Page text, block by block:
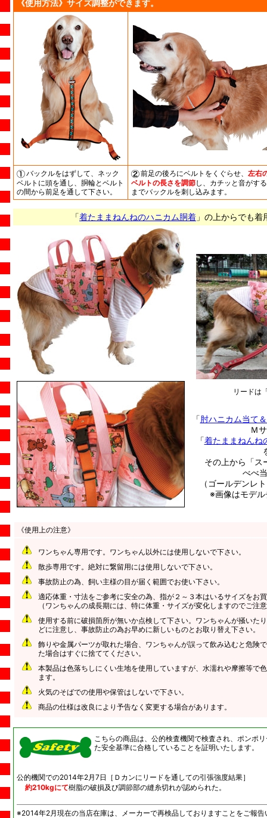
《使用方法》サイズ調整ができます。
バックルをはずして、ネック
ベルトに頭を通し、胴輪とベルト
の間から前足を通して下さい。
前足の後ろにベルトをくぐらせ、 左右
ベルトの長さを調節し、カチッと音がする
までバックルを刺し込みます。
「着たままねんねのハニカム胴着 」の上からでも着
リードは
「肘ハニカム当て
Ｍ
「着たままねんね
その上から「ス
べべ
（ゴールデンレ
※画像はモデ
《使用上の注意》
ワンちゃん専用です。ワンちゃん以外には使用しないで下さい。
散歩専用です。絶対に繋留用には使用しないで下さい。
事故防止の為、飼い主様の目が届く範囲でお使い下さい。
適応体重・寸法をご参考に安全の為、指が２～３本はいるサイズをお
（ワンちゃんの成長期には、特に体重・サイズが変化しますのでご注
使用する前に破損箇所が無いか点検して下さい。ワンちゃんが掻いた
どに注意し、事故防止の為お早めに新しいものとお取り替え下さい。
飾りや金属パーツが取れた場合、ワンちゃんが誤って飲み込むと危険
た場合はすぐに捨ててください。
本製品は色落ちしにくい生地を使用していますが、水濡れや摩擦等で
ます。
火気のそばでの使用や保管はしないで下さい。
商品の仕様は改良により予告なく変更する場合があります。
こちらの商品は、公的検査機関で検査され、ポンポ
た安全基準に合格していることを証明いたします。
公的機関での2014年2月7日［Ｄカンにリードを通しての引張強度結果］
約210kgにて樹脂の破損及び調節部の縫糸切れが認められた。
※2014年2月現在の当店在庫は、メーカーで再検品しておりますことをご報告